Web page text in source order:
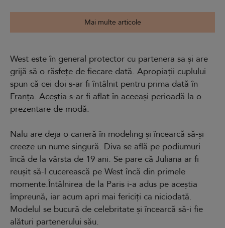
Mai multe articole
West este în general protector cu partenera sa și are
grijă să o răsfețe de fiecare dată. Apropiații cuplului
spun că cei doi s-ar fi întâlnit pentru prima dată în
Franța. Aceștia s-ar fi aflat în aceeași perioadă la o
prezentare de modă.
Nalu are deja o carieră în modeling și încearcă să-și
creeze un nume singură. Diva se află pe podiumuri
încă de la vârsta de 19 ani. Se pare că Juliana ar fi
reușit să-l cucerească pe West încă din primele
momente.Întâlnirea de la Paris i-a adus pe aceștia
împreună, iar acum apri mai fericiți ca niciodată.
Modelul se bucură de celebritate și încearcă să-i fie
alături partenerului său.